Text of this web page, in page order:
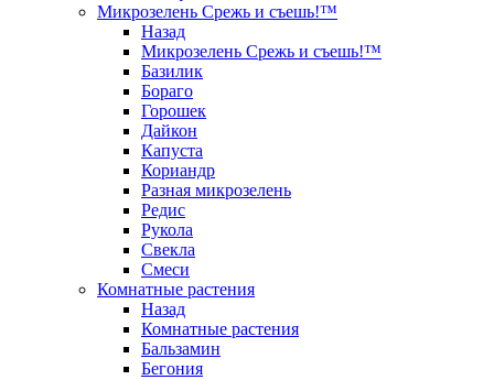
Микрозелень Срежь и съешь!™
Назад
Микрозелень Срежь и съешь!™
Базилик
Бораго
Горошек
Дайкон
Капуста
Кориандр
Разная микрозелень
Редис
Рукола
Свекла
Смеси
Комнатные растения
Назад
Комнатные растения
Бальзамин
Бегония